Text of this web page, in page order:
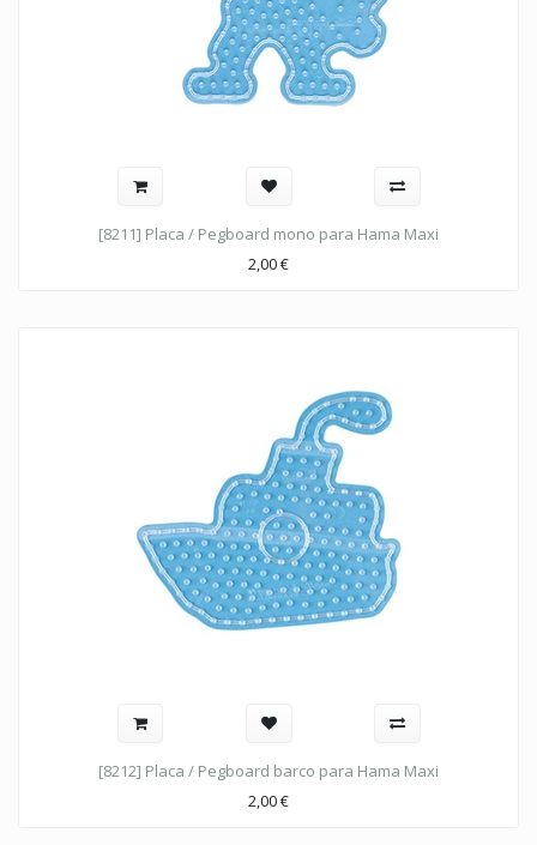
[8211] Placa / Pegboard mono para Hama Maxi
2,00€
[8212] Placa / Pegboard barco para Hama Maxi
2,00€